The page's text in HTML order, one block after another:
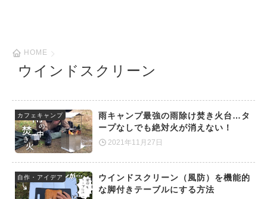
HOME
ウインドスクリーン
雨キャンプ最強の雨除け焚き火台…タ
ープなしでも絶対火が消えない！
2021年11月27日
カフェキャンプ
ウインドスクリーン（風防）を機能的
な脚付きテーブルにする方法
自作・アイデア